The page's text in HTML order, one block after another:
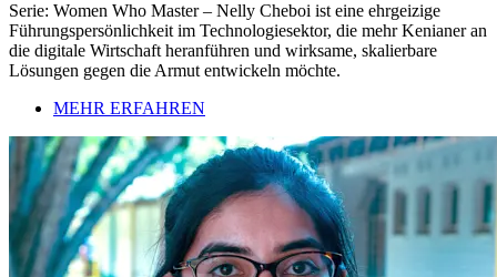
Serie: Women Who Master – Nelly Cheboi ist eine ehrgeizige
Führungspersönlichkeit im Technologiesektor, die mehr Kenianer an
die digitale Wirtschaft heranführen und wirksame, skalierbare
Lösungen gegen die Armut entwickeln möchte.
MEHR ERFAHREN